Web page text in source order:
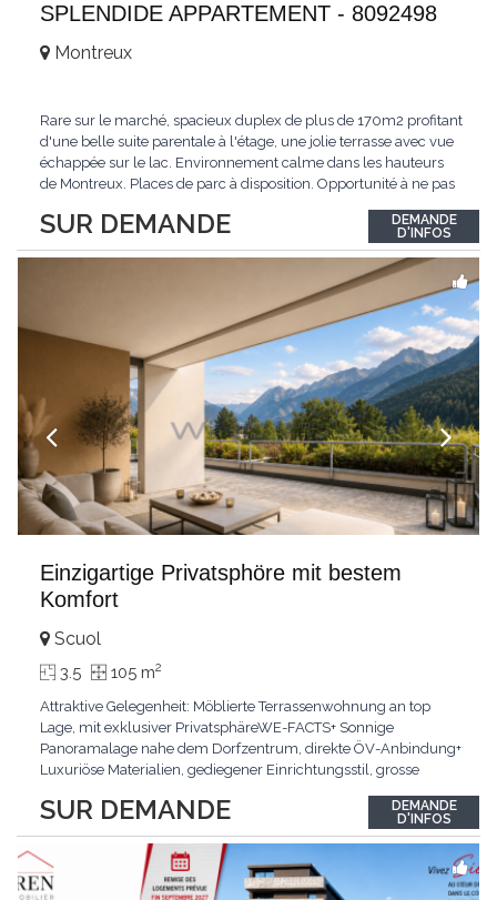
SPLENDIDE APPARTEMENT - 8092498
SUR DEMANDE
Montreux
Rare sur le marché, spacieux duplex de plus de 170m2 profitant
d'une belle suite parentale à l'étage, une jolie terrasse avec vue
échappée sur le lac. Environnement calme dans les hauteurs
de Montreux. Places de parc à disposition. Opportunité à ne pas
auf dem Markt, geräumiges Duplex von mehr als 170m2 mit
einer schönen...
DEMANDE
D'INFOS
Einzigartige Privatsphöre mit bestem
Komfort
SUR DEMANDE
Scuol
3.5 105 m2
Attraktive Gelegenheit: Möblierte Terrassenwohnung an top
Lage, mit exklusiver PrivatsphäreWE-FACTS+ Sonnige
Panoramalage nahe dem Dorfzentrum, direkte ÖV-Anbindung+
Luxuriöse Materialien, gediegener Einrichtungsstil, grosse
gemeinschaftliche WaschküchePasst für:Geniesser von
Weitblick und gehobenem WohnkomfortDie Wohnung wird
hochwertig
DEMANDE
D'INFOS